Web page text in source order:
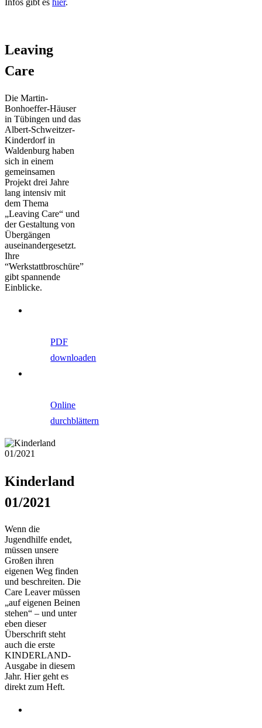
Leaving
Care
Die Martin-
Bonhoeffer-Häuser
in Tübingen und das
Albert-Schweitzer-
Kinderdorf in
Waldenburg haben
sich in einem
gemeinsamen
Projekt drei Jahre
lang intensiv mit
dem Thema
„Leaving Care“ und
der Gestaltung von
Übergängen
auseinandergesetzt.
Ihre
“Werkstattbroschüre”
gibt spannende
Einblicke.
PDF
downloaden
Online
durchblättern
Kinderland
01/2021
Wenn die
Jugendhilfe endet,
müssen unsere
Großen ihren
eigenen Weg finden
und beschreiten. Die
Care Leaver müssen
„auf eigenen Beinen
stehen“ – und unter
eben dieser
Überschrift steht
auch die erste
KINDERLAND-
Ausgabe in diesem
Jahr. Hier geht es
direkt zum Heft.